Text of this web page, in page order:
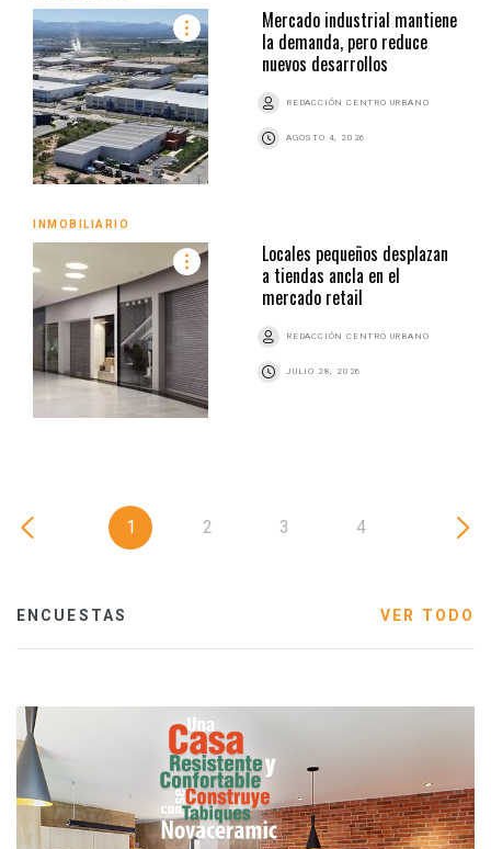
Mercado industrial mantiene
la demanda, pero reduce
nuevos desarrollos
REDACCIÓN CENTRO URBANO
AGOSTO 4, 2026
INMOBILIARIO
Locales pequeños desplazan
a tiendas ancla en el
mercado retail
REDACCIÓN CENTRO URBANO
JULIO 28, 2026
1 2 3 4
ENCUESTAS VER TODO